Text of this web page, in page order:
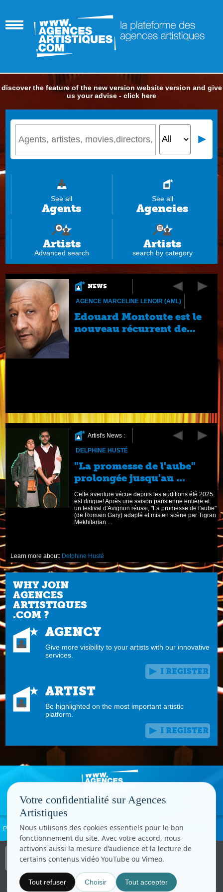
discover the feature of the new version website version and give
us your advise - click here
See all
Agents
See all
Agencies
Artists
Advanced search
Artists
search by category
NEWS
AGENCE MARCELINE LENOIR (AML)
Edouard Montoute est le
nouveau récurrent de...
Artist's News :
DELPHINE HUSTÉ
"La promesse de l'aube"
prolongée jusqu'au ...
Cette aventure vécue depuis les auditions été 2025
est dingue! Après une saison parisienne entière et
un festival d'Avignon réussi, "La promesse de l'aube"
(de Romain Gary) adapté et mis en scène par Tigran
Mekhitarian ...
Learn more about: Delphine Husté
WHY JOIN
AGENCES
ARTISTIQUES
.COM ?
AGENCY
Give more visibility to your artists with our innovative
services.
I REGISTER
ARTIST
Be highlighted on the most important artistic
platform.
I REGISTER
Privacy policy Report Abuse Legal information Contact Cookie settings
Copyright © CC.Comunication
All right reserved
Votre confidentialité sur Agences
Artistiques
Nous utilisons des cookies essentiels pour le bon
fonctionnement du site. Avec votre accord, nous
activons aussi la mesure d’audience et la lecture de
certains contenus vidéo YouTube ou Vimeo.
Tout refuser Choisir Tout accepter